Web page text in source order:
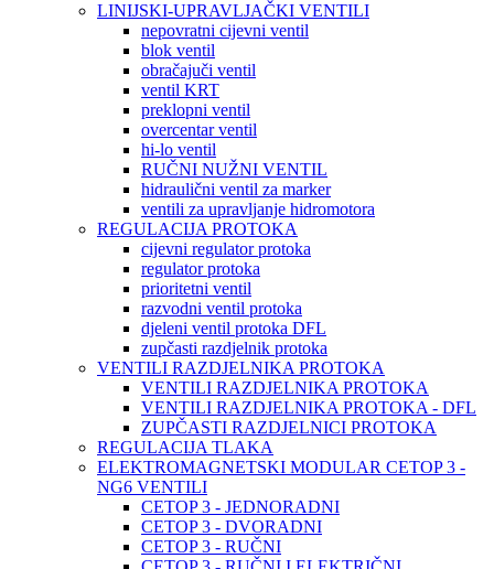
LINIJSKI-UPRAVLJAČKI VENTILI
nepovratni cijevni ventil
blok ventil
obračajuči ventil
ventil KRT
preklopni ventil
overcentar ventil
hi-lo ventil
RUČNI NUŽNI VENTIL
hidraulični ventil za marker
ventili za upravljanje hidromotora
REGULACIJA PROTOKA
cijevni regulator protoka
regulator protoka
prioritetni ventil
razvodni ventil protoka
djeleni ventil protoka DFL
zupčasti razdjelnik protoka
VENTILI RAZDJELNIKA PROTOKA
VENTILI RAZDJELNIKA PROTOKA
VENTILI RAZDJELNIKA PROTOKA - DFL
ZUPČASTI RAZDJELNICI PROTOKA
REGULACIJA TLAKA
ELEKTROMAGNETSKI MODULAR CETOP 3 -
NG6 VENTILI
CETOP 3 - JEDNORADNI
CETOP 3 - DVORADNI
CETOP 3 - RUČNI